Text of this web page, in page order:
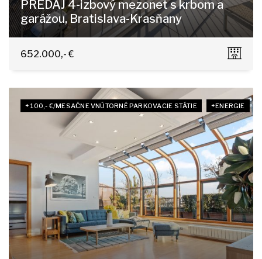
PREDAJ 4-izbový mezonet s krbom a
garážou, Bratislava-Krasňany
Horská 11/A, Bratislava - Nové Mesto
652.000,- €
+ 100,- €/MESAČNE VNÚTORNÉ PARKOVACIE STÁTIE +ENERGIE